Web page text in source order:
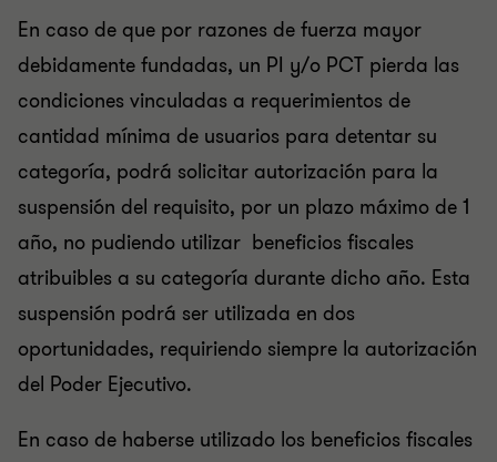
En caso de que por razones de fuerza mayor
debidamente fundadas, un PI y/o PCT pierda las
condiciones vinculadas a requerimientos de
cantidad mínima de usuarios para detentar su
categoría, podrá solicitar autorización para la
suspensión del requisito, por un plazo máximo de 1
año, no pudiendo utilizar beneficios fiscales
atribuibles a su categoría durante dicho año. Esta
suspensión podrá ser utilizada en dos
oportunidades, requiriendo siempre la autorización
del Poder Ejecutivo.
En caso de haberse utilizado los beneficios fiscales